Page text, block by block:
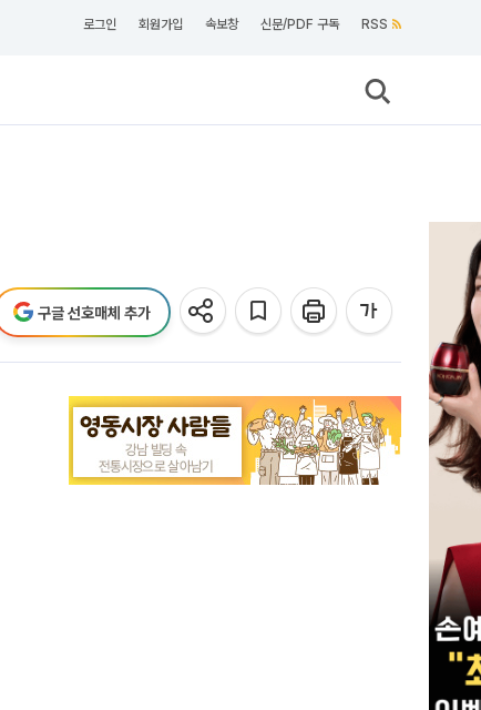
로그인 회원가입 속보창 신문/PDF 구독 RSS
구글 선호매체 추가